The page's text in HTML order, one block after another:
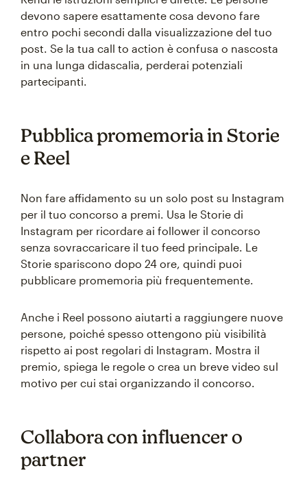
devono sapere esattamente cosa devono fare
entro pochi secondi dalla visualizzazione del tuo
post. Se la tua call to action è confusa o nascosta
in una lunga didascalia, perderai potenziali
partecipanti.
Pubblica promemoria in Storie
e Reel
Non fare affidamento su un solo post su Instagram
per il tuo concorso a premi. Usa le Storie di
Instagram per ricordare ai follower il concorso
senza sovraccaricare il tuo feed principale. Le
Storie spariscono dopo 24 ore, quindi puoi
pubblicare promemoria più frequentemente.
Anche i Reel possono aiutarti a raggiungere nuove
persone, poiché spesso ottengono più visibilità
rispetto ai post regolari di Instagram. Mostra il
premio, spiega le regole o crea un breve video sul
motivo per cui stai organizzando il concorso.
Collabora con influencer o
partner